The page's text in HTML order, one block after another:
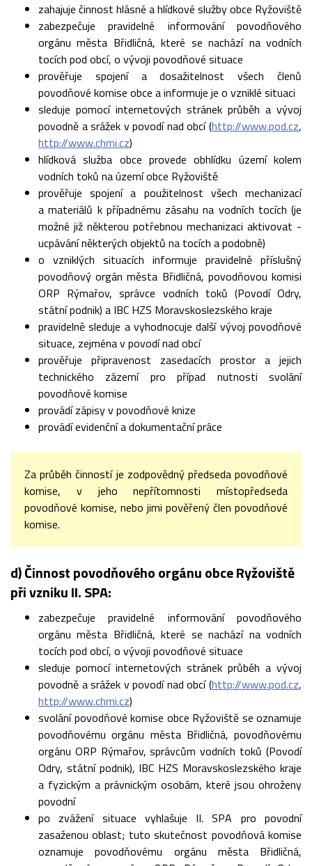
zahajuje činnost hlásné a hlídkové služby obce Ryžoviště
zabezpečuje pravidelné informování povodňového
orgánu města Břidličná, které se nachází na vodních
tocích pod obcí, o vývoji povodňové situace
prověřuje spojení a dosažitelnost všech členů
povodňové komise obce a informuje je o vzniklé situaci
sleduje pomocí internetových stránek průběh a vývoj
povodně a srážek v povodí nad obcí (http://www.pod.cz,
http://www.chmi.cz)
hlídková služba obce provede obhlídku území kolem
vodních toků na území obce Ryžoviště
prověřuje spojení a použitelnost všech mechanizací
a materiálů k případnému zásahu na vodních tocích (je
možné již některou potřebnou mechanizaci aktivovat -
ucpávání některých objektů na tocích a podobně)
o vzniklých situacích informuje pravidelně příslušný
povodňový orgán města Břidličná, povodňovou komisi
ORP Rýmařov, správce vodních toků (Povodí Odry,
státní podnik) a IBC HZS Moravskoslezského kraje
pravidelně sleduje a vyhodnocuje další vývoj povodňové
situace, zejména v povodí nad obcí
prověřuje připravenost zasedacích prostor a jejich
technického zázemí pro případ nutnosti svolání
povodňové komise
provádí zápisy v povodňové knize
provádí evidenční a dokumentační práce
Za průběh činností je zodpovědný předseda povodňové
komise, v jeho nepřítomnosti místopředseda
povodňové komise, nebo jimi pověřený člen povodňové
komise.
d) Činnost povodňového orgánu obce Ryžoviště
při vzniku II. SPA:
zabezpečuje pravidelné informování povodňového
orgánu města Břidličná, které se nachází na vodních
tocích pod obcí, o vývoji povodňové situace
sleduje pomocí internetových stránek průběh a vývoj
povodně a srážek v povodí nad obcí (http://www.pod.cz,
http://www.chmi.cz)
svolání povodňové komise obce Ryžoviště se oznamuje
povodňovému orgánu města Břidličná, povodňovému
orgánu ORP Rýmařov, správcům vodních toků (Povodí
Odry, státní podnik), IBC HZS Moravskoslezského kraje
a fyzickým a právnickým osobám, které jsou ohroženy
povodní
po zvážení situace vyhlašuje II. SPA pro povodní
zasaženou oblast; tuto skutečnost povodňová komise
oznamuje povodňovému orgánu města Břidličná,